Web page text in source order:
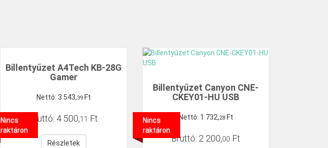
Billentyűzet A4Tech KB-28G
Gamer
Nettó: 3 543,39 Ft
Bruttó: 4 500,11 Ft
Részletek
Nincs
raktáron
Billentyűzet Canyon CNE-
CKEY01-HU USB
Nettó: 1 732,28 Ft
Bruttó: 2 200,00 Ft
Nincs
raktáron